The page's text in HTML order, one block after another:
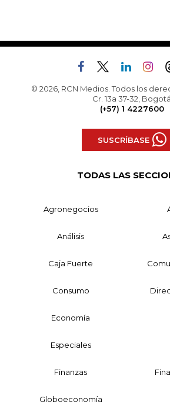
© 2026, RCN Medios. Todos los
Cr. 13a 37-32, Bogotá
(+57) 1 4227600
SUSCRÍBASE
TODAS LAS
Agronegocios
Análisis
Caja Fuerte
Consumo
Economía
Especiales
Finanzas
Globoeconomía